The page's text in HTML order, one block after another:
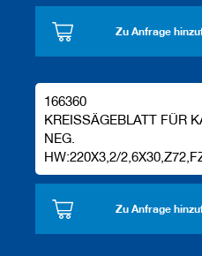
Zu Anfrage
166360
KREISSÄGEBLATT FÜR
NEG.
HW:220X3,2/
Zu Anfrage